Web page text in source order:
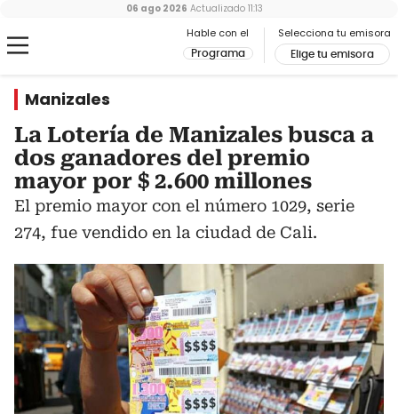
Hable con el
Programa
Selecciona tu emisora
Elige tu emisora
06 ago 2026 Actualizado 11:13
Manizales
La Lotería de Manizales busca a
dos ganadores del premio
mayor por $ 2.600 millones
El premio mayor con el número 1029, serie
274, fue vendido en la ciudad de Cali.